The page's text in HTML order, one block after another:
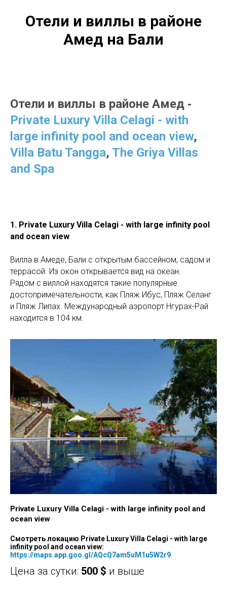
Отели и виллы в районе
Амед на Бали
Отели и виллы в районе Амед -
Private Luxury Villa Celagi - with
large infinity pool and ocean view,
Villa Batu Tangga, The Griya Villas
and Spa
1. Private Luxury Villa Celagi - with large infinity pool
and ocean view
Вилла в Амеде, Бали с открытым бассейном, садом и
террасой. Из окон открывается вид на океан.
Рядом с виллой находятся такие популярные
достопримечательности, как Пляж Ибус, Пляж Селанг
и Пляж Липах. Международный аэропорт Нгурах-Рай
находится в 104 км.
Private Luxury Villa Celagi - with large infinity pool and
ocean view
Смотреть локацию Private Luxury Villa Celagi - with large
infinity pool and ocean view:
https://maps.app.goo.gl/AQcQ7am5uM1u5W2r9
Цена за сутки: 500 $ и выше